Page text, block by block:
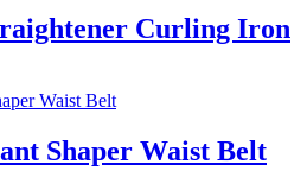
Curling Iron
Shaper Waist Belt